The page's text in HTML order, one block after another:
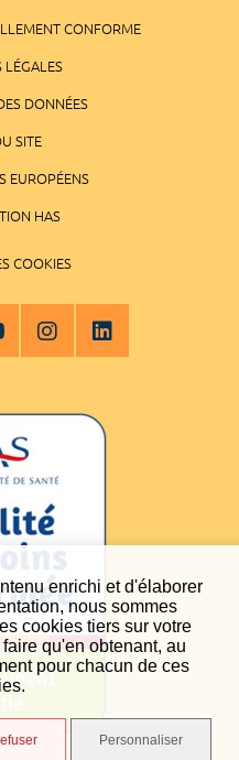
enrichi et d'élaborer
nous sommes
cookies tiers sur votre
qu'en obtenant, au
pour chacun de ces
Personnaliser
CONFORME
LÉGALES
DONNÉES
SITE
EUROPÉENS
HAS
COOKIES